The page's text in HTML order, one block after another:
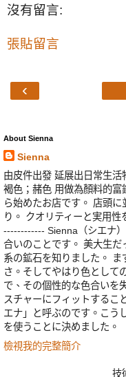
沒有留言:
張貼留言
‹
About Sienna
Sienna
由皮件出發 延展出日常生
褐色；赭色 用做為顏料的
ら始めたお店です。 店頭
り。 クオリティーと実用
------------ Sienna（シエナ
合いのことです。 美大生
系の鉱石を知りました。
さ。そしてやはり色として
で、その個性的な色合いを
スチャーにフィットするこ
エナ」と呼ぶのです。こう
を使うことに決めました。
檢視我的完整簡介
技